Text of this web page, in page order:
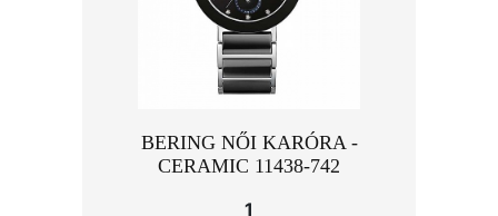
BERING NŐI KARÓRA -
CERAMIC 11438-742
1